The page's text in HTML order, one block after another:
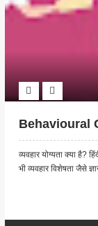
Behavioural
व्यवहार योग्यता क्या
भी व्यवहार विशेषता जैसे